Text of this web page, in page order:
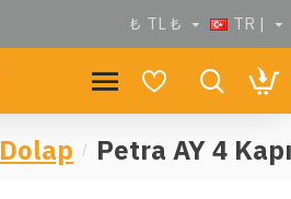
₺ TL ₺ TR |
Dolap Petra AY 4